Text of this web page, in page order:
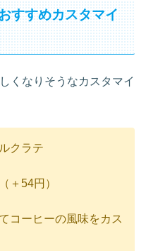
すすめカスタマイ
くなりそうなカスタマイ
クラテ
（＋54円）
コーヒーの風味をカス